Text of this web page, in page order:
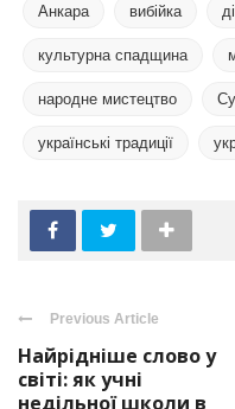
Анкара вибійка
культурна спадщина
народне мистецтво
українські традиції
Previous Article
Найрідніше слово у
світі: як учні
недільної школи в